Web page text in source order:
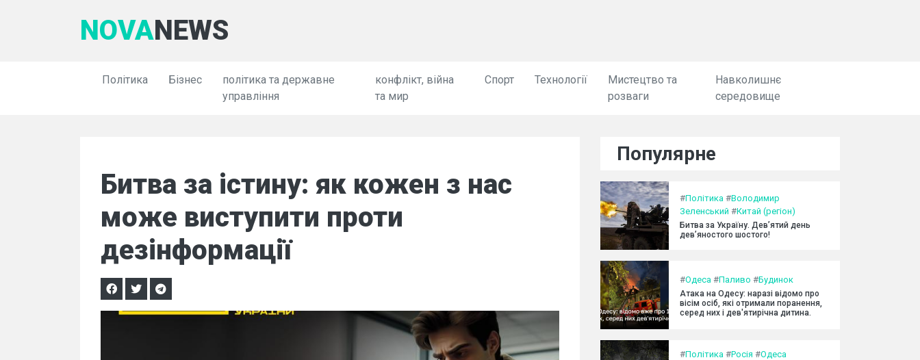
NOVANEWS
Політика Бізнес
політика та державне
управління
конфлікт, війна
та мир
Спорт Технології
Мистецтво та
розваги
Навколишнє
середовище
Битва за істину: як кожен з нас
може виступити проти
дезінформації
Популярне
#Політика #Володимир
Зеленський #Китай (регіон)
Битва за Україну. Дев’ятий день
дев’яностого шостого!
#Одеса #Паливо #Будинок
Атака на Одесу: наразі відомо про
вісім осіб, які отримали поранення,
серед них і дев'ятирічна дитина.
#Політика #Росія #Одеса